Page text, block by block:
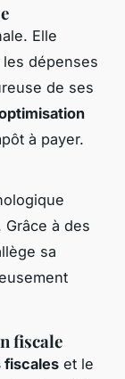
Elle
les dépenses
de ses
à payer.
Grâce à des
sa
fiscale
fiscales et le